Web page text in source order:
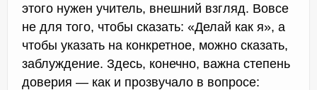
этого нужен учитель, внешний взгляд. Вовсе
не для того, чтобы сказать: «Делай как я», а
чтобы указать на конкретное, можно сказать,
заблуждение. Здесь, конечно, важна степень
доверия — как и прозвучало в вопросе: